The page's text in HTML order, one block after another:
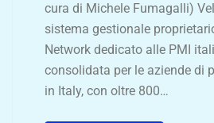
cura di Michele Fumagalli)
sistema gestionale
Network dedicato alle PMI
consolidata per le aziende di
in Italy, con oltre 800…